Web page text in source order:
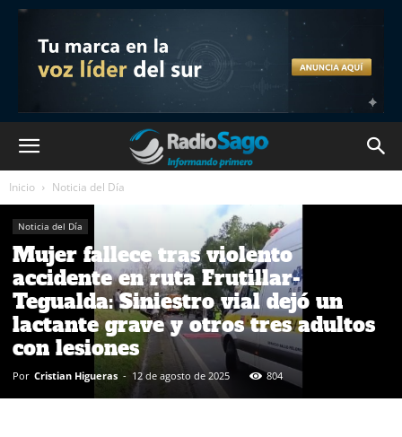
Inicio Noticia del Día
Noticia del Día
Mujer fallece tras violento
accidente en ruta Frutillar-
Tegualda: Siniestro vial dejó un
lactante grave y otros tres adultos
con lesiones
Por Cristian Higueras - 12 de agosto de 2025 804